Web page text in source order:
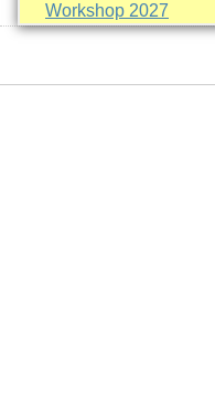
Workshop 2027